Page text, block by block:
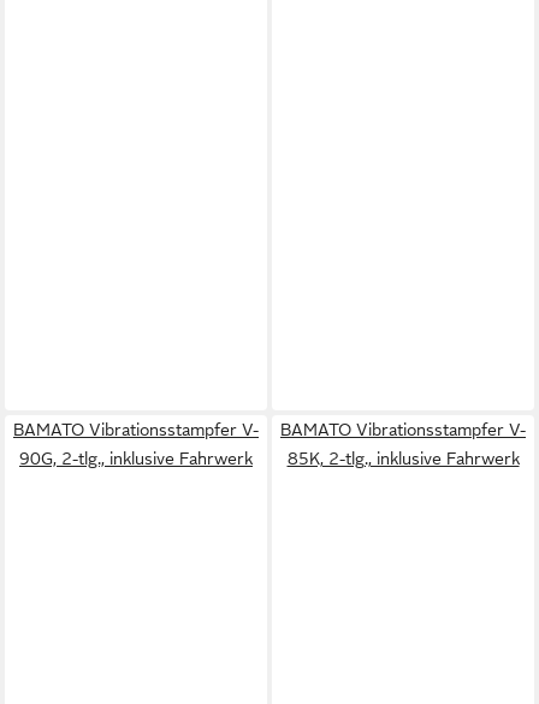
BAMATO Vibrationsstampfer V-
90G, 2-tlg., inklusive Fahrwerk
BAMATO Vibrationsstampfer V-
85K, 2-tlg., inklusive Fahrwerk